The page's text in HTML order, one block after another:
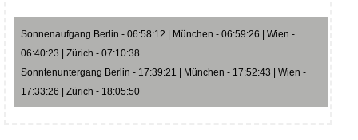
Sonnenaufgang Berlin - 06:58:12 | München - 06:59:26 | Wien -
06:40:23 | Zürich - 07:10:38
Sonntenuntergang Berlin - 17:39:21 | München - 17:52:43 | Wien -
17:33:26 | Zürich - 18:05:50